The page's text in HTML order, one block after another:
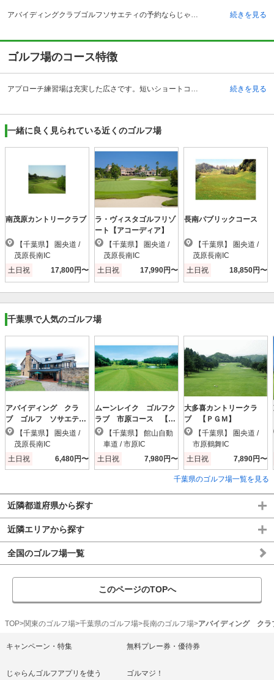
アバイディングクラブゴルフソサエティの予約ならじゃらんゴルフ。カートの有無や利用税、キャンセル料、ナイター設備、駐車場などのコース情報はもちろん、口コミ、フォトギャラリーなどコースの難易度や攻略に役立つ情報充実、予約する度にポイントが貯まるのでお得にゴルフをお楽しみ頂けます。 アバイディングクラブゴルフソサエティは、電車の場合は、JR外房線茂原駅よりタクシーで約15分と都心からも近い千葉県長生郡にあります。アバンディングクラブゴルフソサエティとは、「変わらぬ情熱をゴルフに抱く仲間の集まり」という意味があり、1994年12月オープン、デズモンド・ミュアヘッドによる設計のゴルフ場です。ゴルファーの挑戦意欲をかき立てる個性あふれる総ホール数18ホール、総ヤード6,731ヤード、パー72、コースレート72.0、ベントワングリーンは、自然との共存をコンセプトに奥深い戦略性を秘めた本格的なチャンピオンシップコースです。クラブハウスは、1階が石造り、2階がチューダ洋式のハーフティンバー（半木造建築）の英国オールドハウスを移築、復元し、本場イギリスの雰囲気を醸し出した素晴らしい建築物は、ゴルファーでなくても一見の価値があります。 続きを見る
ゴルフ場のコース特徴
アプローチ練習場は充実した広さです。短いショートコース程の広さがあり、誰もいなければ40ヤード位のアプローチができます。3面ある練習グリーンは、平らなグリーンから起伏の強いものまで目的に合った練習ができます。OUTコース1番、スタートホールからとても難しいコースです。ティーグランドから見るととても狭く、ドライバーで打った時落下地点が全く見えない難しいコースです。IN・OUTコース全体的にフェアウェイは基本狭く曲がっています。飛球線に対して斜めのフェアウェイ、クリーク、池、背丈より深いバンカーがあります。フェアウェイの起伏の多さだけではなく、グリーンにおいても起伏に富んでいるので、グリーンに乗せてもラインを読むのがとても難しいゴルフ場です。 続きを見る
一緒に良く見られている近くのゴルフ場
南茂原カントリークラブ
茂原長南IC
土日祝
17,800円〜
ラ・ヴィスタゴルフリゾ
ート【アコーディア】
茂原長南IC
土日祝
17,990円〜
長南パブリックコース
茂原長南IC
土日祝
18,850円〜
千葉県で人気のゴルフ場
アバイディング クラ
ブ ゴルフ ソサエテ
ィ 【ＰＧＭ】
茂原長南IC
土日祝
6,480円〜
ムーンレイク ゴルフク
ラブ 市原コース 【Ｐ
ＧＭ】
車道 / 市原IC
土日祝
7,980円〜
大多喜カントリークラ
ブ 【ＰＧＭ】
市原鶴舞IC
土日祝
7,890円〜
千葉県のゴルフ場一覧を見る
近隣都道府県から探す
近隣エリアから探す
全国のゴルフ場一覧
このページのTOPへ
TOP 関東のゴルフ場 千葉県のゴルフ場 長南のゴルフ場 アバイディング ク
キャンペーン・特集 無料プレー券・優待券
じゃらんゴルフアプリを使う ゴルマジ！